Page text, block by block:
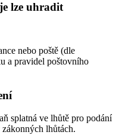
lze uhradit
nebo poště (dle
a pravidel poštovního
splatná ve lhůtě pro podání
lhůtách.